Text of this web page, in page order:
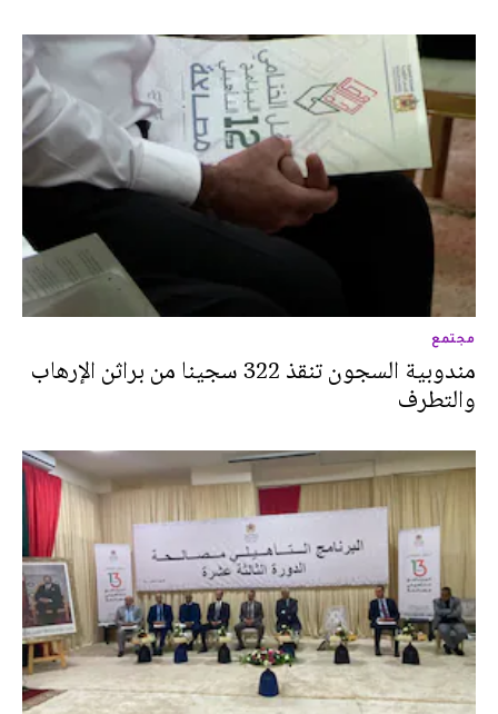
مجتمع
مندوبية السجون تنقذ 322 سجينا من براثن الإرهاب
والتطرف